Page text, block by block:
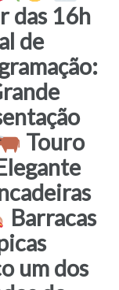
das 16h
de
Touro
Barracas
um dos